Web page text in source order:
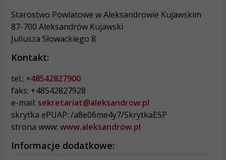
Starostwo Powiatowe w Aleksandrowie Kujawskim
87-700 Aleksandrów Kujawski
Juliusza Słowackiego 8
Kontakt:
tel.: +48542827900
faks: +48542827928
e-mail: sekretariat@aleksandrow.pl
skrytka ePUAP: /a8e06me4y7/SkrytkaESP
strona www: www.aleksandrow.pl
Informacje dodatkowe: